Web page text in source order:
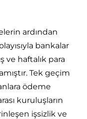
ardından
bankalar
ve haftalık para
Tek geçim
ödeme
kuruluşların
işsizlik ve